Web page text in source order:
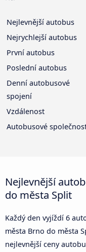
Nejlevnější autobus
Nejrychlejší autobus
První autobus
Poslední autobus
Denní autobusové
spojení
Vzdálenost
Autobusové
Nejlevnější
do města Split
Každý den vyjíždí 6
města Brno do města
nejlevnější ceny